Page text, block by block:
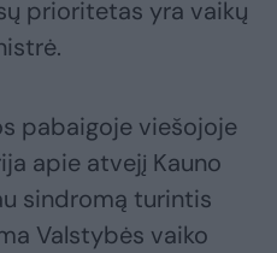
prioritetas yra vaikų
pabaigoje viešojoje
apie atvejį Kauno
sindromą turintis
Valstybės vaiko